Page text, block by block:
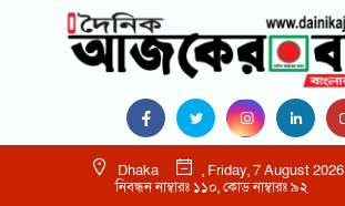
Dhaka
, Friday, 7 August 2026
নিবন্ধন নাম্বারঃ ১১০, কোড নাম্বারঃ ৯২